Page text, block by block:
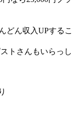
どん収入UPするこ
トさんもいらっし